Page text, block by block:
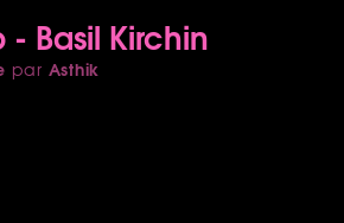
Basil Kirchin
par Asthik